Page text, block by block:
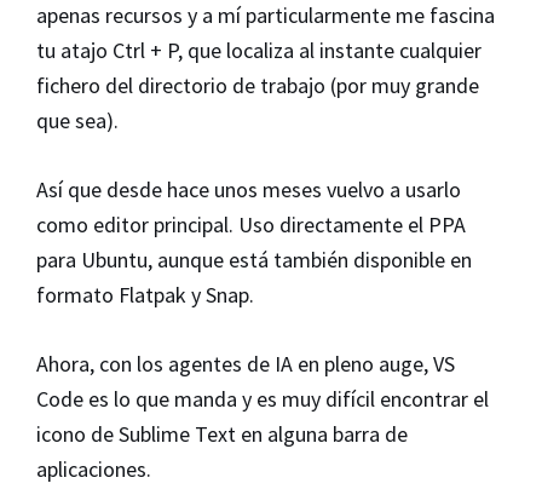
apenas recursos y a mí particularmente me fascina
tu atajo Ctrl + P, que localiza al instante cualquier
fichero del directorio de trabajo (por muy grande
que sea).
Así que desde hace unos meses vuelvo a usarlo
como editor principal. Uso directamente el PPA
para Ubuntu, aunque está también disponible en
formato Flatpak y Snap.
Ahora, con los agentes de IA en pleno auge, VS
Code es lo que manda y es muy difícil encontrar el
icono de Sublime Text en alguna barra de
aplicaciones.